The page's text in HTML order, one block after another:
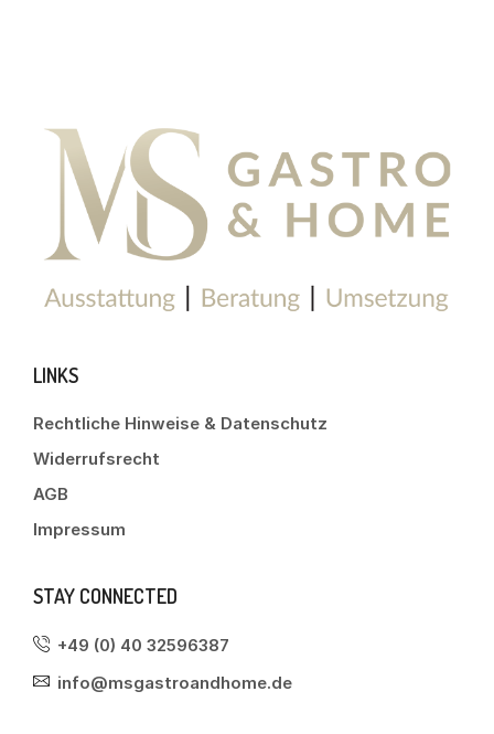
LINKS
Rechtliche Hinweise & Datenschutz
Widerrufsrecht
AGB
Impressum
STAY CONNECTED
+49 (0) 40 32596387
info@msgastroandhome.de